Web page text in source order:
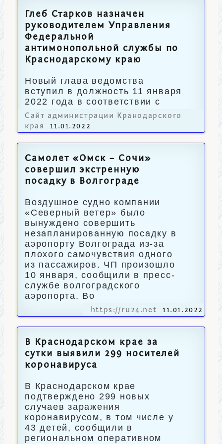
Глеб Старков назначен
руководителем Управления
Федеральной
антимонопольной службы по
Краснодарскому краю
Новый глава ведомства
вступил в должность 11 января
2022 года в соответствии с
приказом ФАС России.
Сайт администрации Кранодарского
края
11.01.2022
Самолет «Омск – Сочи»
совершил экстренную
посадку в Волгограде
Воздушное судно компании
«Северный ветер» было
вынуждено совершить
незапланированную посадку в
аэропорту Волгограда из-за
плохого самочувствия одного
из пассажиров. ЧП произошло
10 января, сообщили в пресс-
службе волгоградского
аэропорта. Во
https://ru24.net 11.01.2022
В Краснодарском крае за
сутки выявили 299 носителей
коронавируса
В Краснодарском крае
подтверждено 299 новых
случаев заражения
коронавирусом, в том числе у
43 детей, сообщили в
региональном оперативном